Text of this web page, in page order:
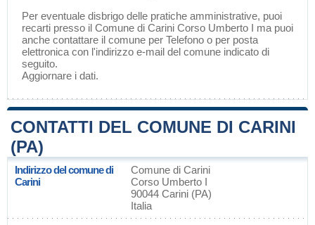
Per eventuale disbrigo delle pratiche amministrative, puoi
recarti presso il Comune di Carini Corso Umberto I ma puoi
anche contattare il comune per Telefono o per posta
elettronica con l'indirizzo e-mail del comune indicato di
seguito.
Aggiornare i dati.
CONTATTI DEL COMUNE DI CARINI
(PA)
Indirizzo del comune di
Carini
Comune di Carini
Corso Umberto I
90044 Carini (PA)
Italia